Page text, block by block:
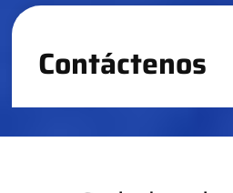
Contáctenos